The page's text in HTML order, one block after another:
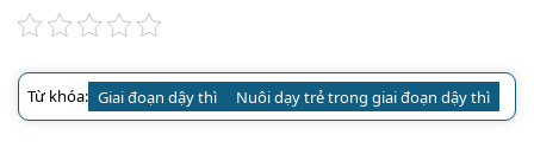
Từ khóa: Giai đoạn dậy thì Nuôi dạy trẻ trong giai đoạn dậy thì